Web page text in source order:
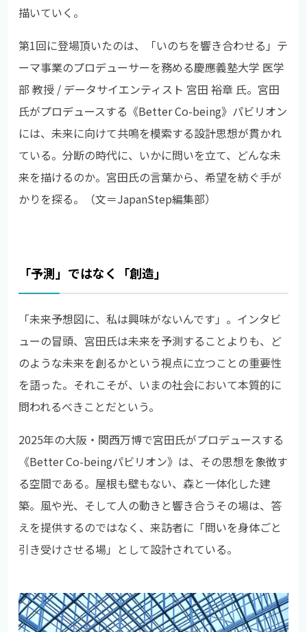
描いていく。
第1回に登場頂いたのは、「いのちを響き合わせる」テ
ーマ事業のプロデューサーを務める慶應義塾大学 医学
部 教授 / データサイエンティスト 宮田 裕章 氏。宮田
氏がプロデュースする《Better Co-being》パビリオン
には、未来に向けて共鳴を模索する設計思想が貫かれ
ている。分断の時代に、いかに問いを立て、どんな未
来を描けるのか。宮田氏の言葉から、希望を紡ぐ手が
かりを探る。（文＝JapanStep編集部）
「予測」ではなく「創造」
「未来予想図に、私は興味がないんです」。インタビ
ューの冒頭、宮田氏は未来を予測することよりも、ど
のような未来を創るかという視点に立つことの重要性
を語った。それこそが、いまの社会において本質的に
問われるべきことだという。
2025年の大阪・関西万博で宮田氏がプロデュースする
《Better Co-beingパビリオン》は、その思想を象徴す
る空間である。屋根も壁もない、森と一体化した建
築。風や光、そして人の動きと響き合うその場は、答
えを提供するのではなく、来訪者に「問いを身体ごと
引き受けさせる場」として設計されている。